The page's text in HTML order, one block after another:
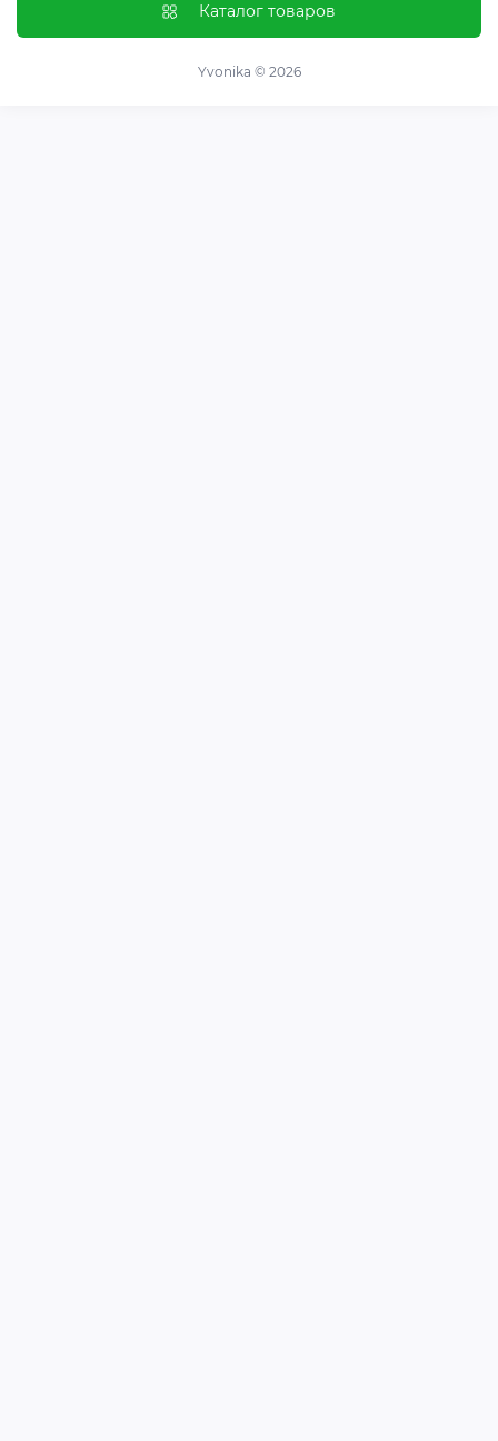
Гормональный баланс и обмен веществ
Оплата и доставка
Обмен и возврат
Каталог товаров
Yvonika © 2026